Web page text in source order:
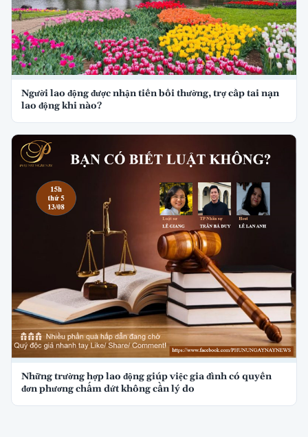
Người lao động được nhận tiền bồi thường, trợ cấp tai nạn
lao động khi nào?
Những trường hợp lao động giúp việc gia đình có quyền
đơn phương chấm dứt không cần lý do